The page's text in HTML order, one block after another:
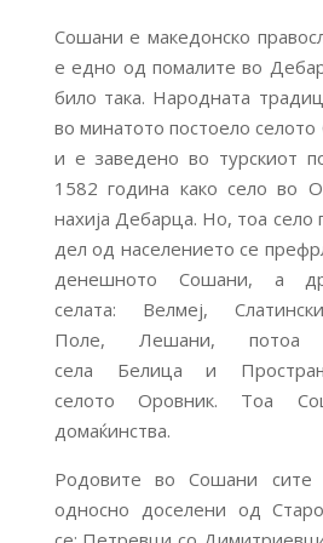
Сошани е македонско
е едно од помалите во
било така. Народната
во минатото постоело
и е заведено во турскиот
1582 година како село во
нахија Дебарца. Но, тоа село
дел од населението се
денешното Сошани, а
селата: Велмеј,
Поле, Лешани, потоа
села Белица и
селото Оровник. Тоа
домаќинства.
Родовите во Сошани сите
односно доселени од